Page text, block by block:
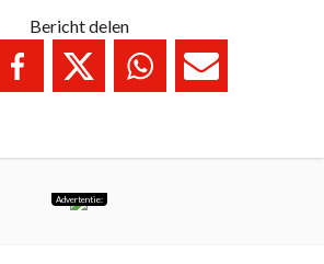
Bericht delen
Advertentie: